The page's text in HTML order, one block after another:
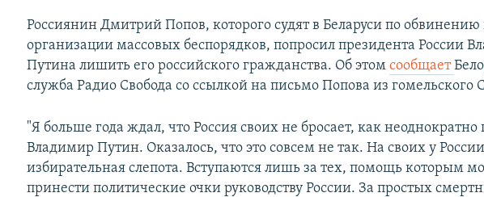
Россиянин Дмитрий Попов, которого судят в Беларуси по обвинению
организации массовых беспорядков, попросил президента России
Путина лишить его российского гражданства. Об этомсообщает
служба Радио Свобода со ссылкой на письмо Попова из гомельского
"Я больше года ждал, что Россия своих не бросает, как неоднократно
Владимир Путин. Оказалось, что это совсем не так. На своих у России
избирательная слепота. Вступаются лишь за тех, помощь которым
принести политические очки руководству России. За простых